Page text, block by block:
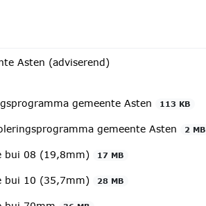
Asten (adviserend)
gemeente Asten
113 KB
gemeente Asten 2 MB
bui 08 (19,8mm) 17 MB
bui 10 (35,7mm) 28 MB